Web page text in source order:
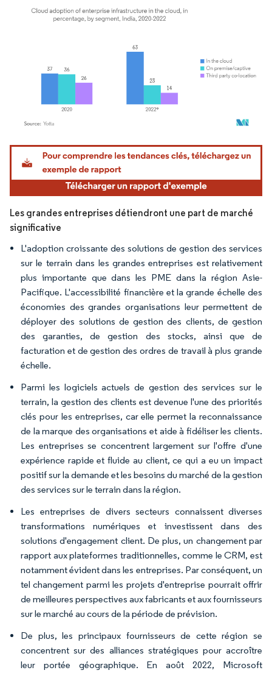
Image © Mordor Intelligence. La réutilisation nécessite une attribution sous CC BY
Les grandes entreprises détiendront une part de marché
significative
L'adoption croissante des solutions de gestion des services
sur le terrain dans les grandes entreprises est relativement
plus importante que dans les PME dans la région Asie-
Pacifique. L'accessibilité financière et la grande échelle des
économies des grandes organisations leur permettent de
déployer des solutions de gestion des clients, de gestion
des garanties, de gestion des stocks, ainsi que de
facturation et de gestion des ordres de travail à plus grande
échelle.
Parmi les logiciels actuels de gestion des services sur le
terrain, la gestion des clients est devenue l'une des priorités
clés pour les entreprises, car elle permet la reconnaissance
de la marque des organisations et aide à fidéliser les clients.
Les entreprises se concentrent largement sur l'offre d'une
expérience rapide et fluide au client, ce qui a eu un impact
positif sur la demande et les besoins du marché de la gestion
des services sur le terrain dans la région.
Les entreprises de divers secteurs connaissent diverses
transformations numériques et investissent dans des
solutions d'engagement client. De plus, un changement par
rapport aux plateformes traditionnelles, comme le CRM, est
notamment évident dans les entreprises. Par conséquent, un
tel changement parmi les projets d'entreprise pourrait offrir
de meilleures perspectives aux fabricants et aux fournisseurs
sur le marché au cours de la période de prévision.
De plus, les principaux fournisseurs de cette région se
concentrent sur des alliances stratégiques pour accroître
leur portée géographique. En août 2022, Microsoft